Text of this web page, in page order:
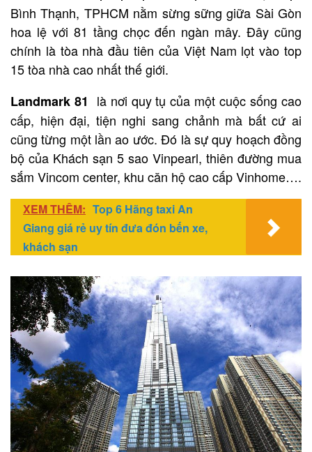
Bình Thạnh, TPHCM nằm sừng sững giữa Sài Gòn
hoa lệ với 81 tầng chọc đến ngàn mây. Đây cũng
chính là tòa nhà đầu tiên của Việt Nam lọt vào top
15 tòa nhà cao nhất thế giới.
Landmark 81
là nơi quy tụ của một cuộc sống cao
cấp, hiện đại, tiện nghi sang chảnh mà bất cứ ai
cũng từng một lần ao ước. Đó là sự quy hoạch đồng
bộ của Khách sạn 5 sao Vinpearl, thiên đường mua
sắm Vincom center, khu căn hộ cao cấp Vinhome….
XEM THÊM: Top 6 Hãng taxi An
Giang giá rẻ uy tín đưa đón bến xe,
khách sạn